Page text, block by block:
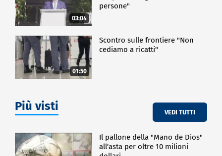
03:04
persone"
01:50
Scontro sulle frontiere "Non
cediamo a ricatti"
Più visti VEDI TUTTI
Il pallone della "Mano de Dios"
all'asta per oltre 10 milioni